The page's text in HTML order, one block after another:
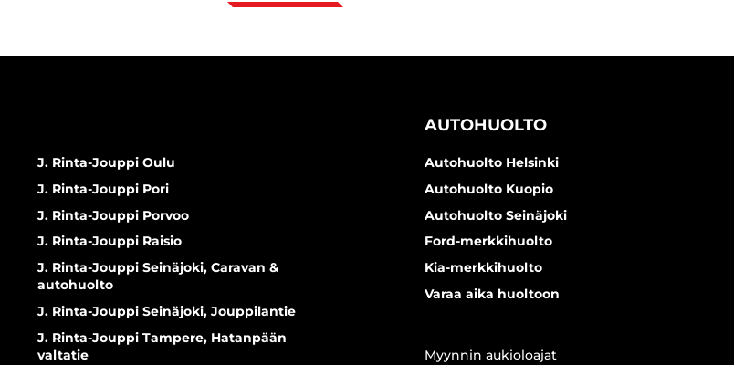
J. Rinta-Jouppi Oulu
J. Rinta-Jouppi Pori
J. Rinta-Jouppi Porvoo
J. Rinta-Jouppi Raisio
J. Rinta-Jouppi Seinäjoki, Caravan &
autohuolto
J. Rinta-Jouppi Seinäjoki, Jouppilantie
J. Rinta-Jouppi Tampere, Hatanpään
valtatie
AUTOHUOLTO
Autohuolto Helsinki
Autohuolto Kuopio
Autohuolto Seinäjoki
Ford-merkkihuolto
Kia-merkkihuolto
Varaa aika huoltoon
Myynnin aukioloajat